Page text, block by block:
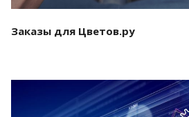
Заказы для Цветов.ру